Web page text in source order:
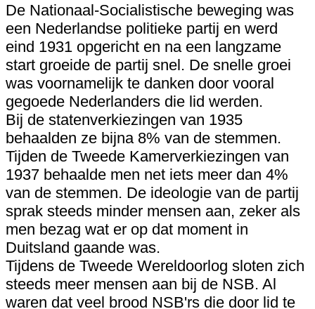
De Nationaal-Socialistische beweging was
een Nederlandse politieke partij en werd
eind 1931 opgericht en na een langzame
start groeide de partij snel. De snelle groei
was voornamelijk te danken door vooral
gegoede Nederlanders die lid werden.
Bij de statenverkiezingen van 1935
behaalden ze bijna 8% van de stemmen.
Tijden de Tweede Kamerverkiezingen van
1937 behaalde men net iets meer dan 4%
van de stemmen. De ideologie van de partij
sprak steeds minder mensen aan, zeker als
men bezag wat er op dat moment in
Duitsland gaande was.
Tijdens de Tweede Wereldoorlog sloten zich
steeds meer mensen aan bij de NSB. Al
waren dat veel brood NSB'rs die door lid te